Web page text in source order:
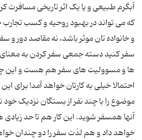
آبگرم طبیعی و یا یک اثر تاریخی مسافرت
که می تواند در بهبود روحیه و کسب
و خانواده تان موثر باشد، نه مقاصد دور و
سفر کنید دسته جمعی سفر کردن به
ها و مسوولیت های سفر هم هست و این
احتمالا خیلی به کارتان خواهد آمد! برای
موضوع را با چند نفر از بستگان نزدیک خود
آنها همسفر شوید. این کار هم تا حد
خواهد داد و هم لذت سفر را دو چندان